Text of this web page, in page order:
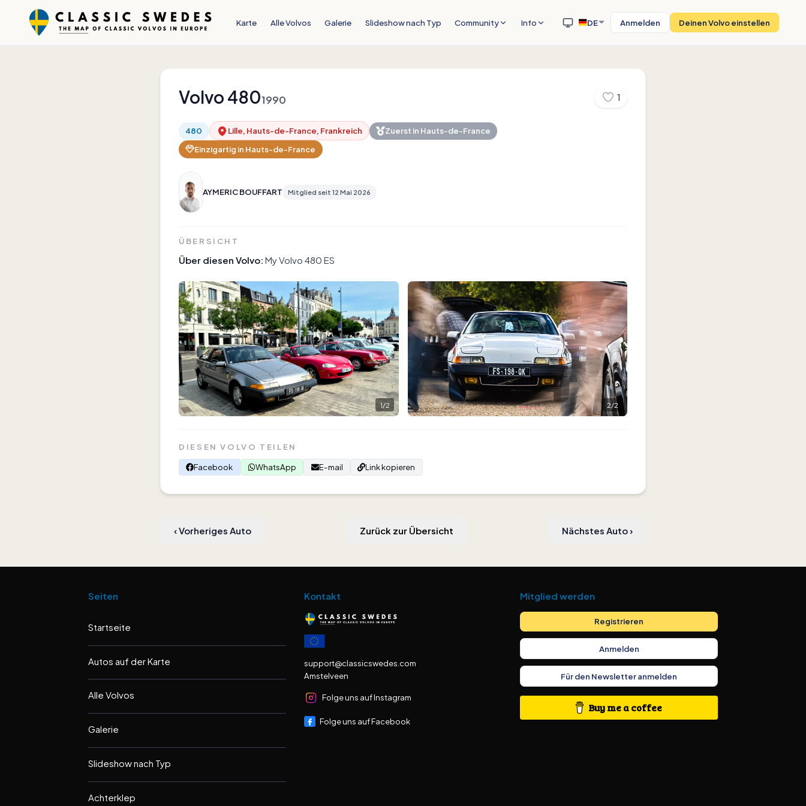
Karte Alle Volvos Galerie Slideshow nach Typ Community Info DE Anmelden Deinen Volvo einstellen
Volvo 4801990 1
480 Lille, Hauts-de-France, Frankreich Zuerst in Hauts-de-France
Einzigartig in Hauts-de-France
AYMERIC BOUFFART Mitglied seit 12 Mai 2026
ÜBERSICHT
Über diesen Volvo: My Volvo 480 ES
1/2 2/2
DIESEN VOLVO TEILEN
Facebook
WhatsApp E-mail Link kopieren
‹Vorheriges Auto Zurück zur Übersicht Nächstes Auto›
Seiten
Startseite
Autos auf der Karte
Alle Volvos
Galerie
Slideshow nach Typ
Achterklep
Kontakt
support@classicswedes.com
Amstelveen
Folge uns auf Instagram
Folge uns auf Facebook
Mitglied werden
Registrieren
Anmelden
Für den Newsletter anmelden
Buy me a coffee